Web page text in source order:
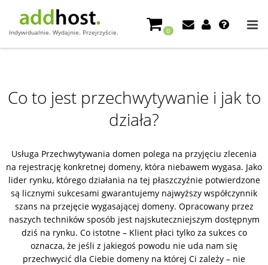
Indywidualnie. Wydajnie. Przejrzyście. 0
Co to jest przechwytywanie i jak to
działa?
Usługa Przechwytywania domen polega na przyjęciu zlecenia
na rejestrację konkretnej domeny, która niebawem wygasa. Jako
lider rynku, którego działania na tej płaszczyźnie potwierdzone
są licznymi sukcesami gwarantujemy najwyższy współczynnik
szans na przejęcie wygasającej domeny. Opracowany przez
naszych techników sposób jest najskuteczniejszym dostępnym
dziś na rynku. Co istotne – Klient płaci tylko za sukces co
oznacza, że jeśli z jakiegoś powodu nie uda nam się
przechwycić dla Ciebie domeny na której Ci zależy – nie